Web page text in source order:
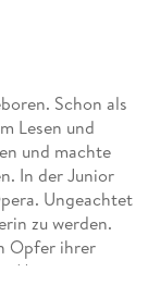
Schon als
Lesen und
und machte
In der Junior
Ungeachtet
zu werden.
Opfer ihrer
Monaten an